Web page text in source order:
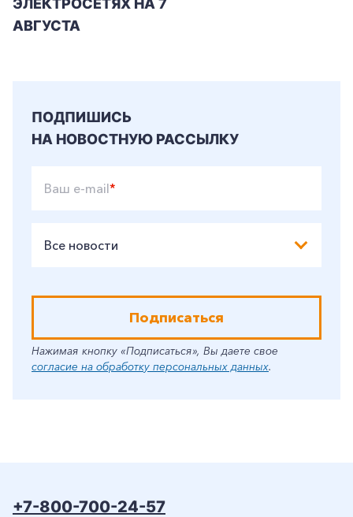
Корпоративным клиентам
ЭЛЕКТРОСЕТЯХ НА 7
АВГУСТА
ПОДПИШИСЬ
НА НОВОСТНУЮ РАССЫЛКУ
Ваш e-mail*
Все новости
Подписаться
Нажимая кнопку «Подписаться», Вы даете свое
согласие на обработку персональных данных.
+7-800-700-24-57